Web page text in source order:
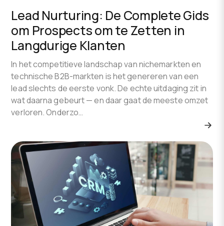
Lead Nurturing: De Complete Gids
om Prospects om te Zetten in
Langdurige Klanten
In het competitieve landschap van nichemarkten en
technische B2B-markten is het genereren van een
lead slechts de eerste vonk. De echte uitdaging zit in
wat daarna gebeurt — en daar gaat de meeste omzet
verloren. Onderzo…